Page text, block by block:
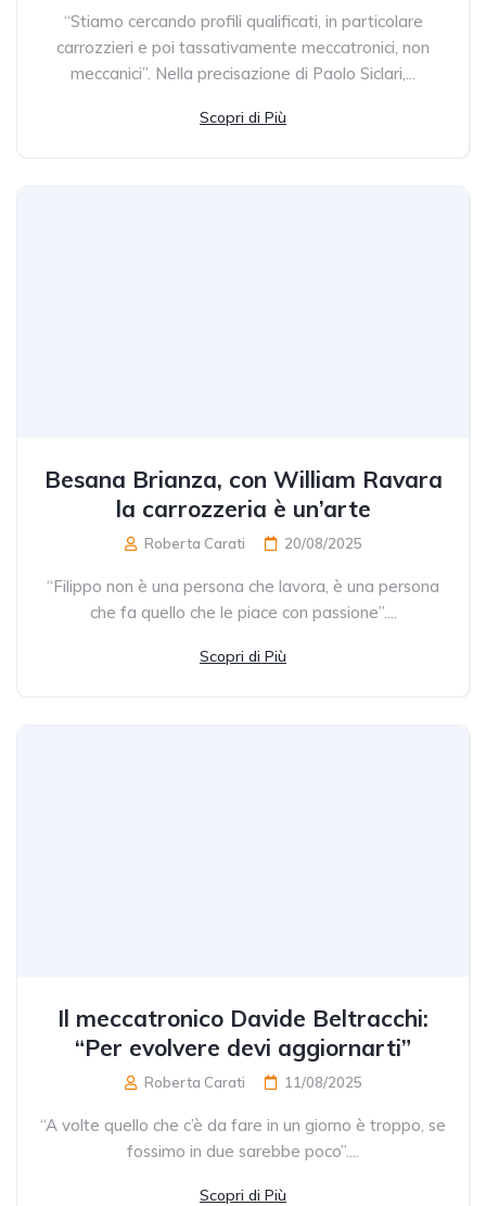
“Stiamo cercando profili qualificati, in particolare
carrozzieri e poi tassativamente meccatronici, non
meccanici”. Nella precisazione di Paolo Siclari,...
Scopri di Più
Besana Brianza, con William Ravara
la carrozzeria è un’arte
Roberta Carati 20/08/2025
“Filippo non è una persona che lavora, è una persona
che fa quello che le piace con passione”....
Scopri di Più
Il meccatronico Davide Beltracchi:
“Per evolvere devi aggiornarti”
Roberta Carati 11/08/2025
“A volte quello che c’è da fare in un giorno è troppo, se
fossimo in due sarebbe poco”....
Scopri di Più